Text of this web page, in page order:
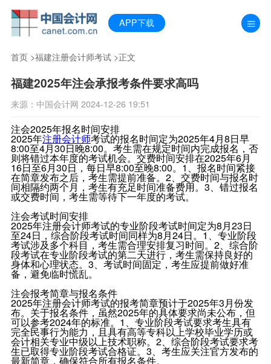
APP下载
首页>福建注册会计师考试>正文
福建2025年注会承报考条件要求高吗
来源：中国会计网 2024-12-26 19:51
注会2025年报名时间安排
2025年注册会计师考试的报名时间定为2025年4月8日早
8:00至4月30日晚8:00。考生需在规定时间内完成报名，否
则将错过本年度的考试机会。交费时间安排在2025年6月
16日至6月30日，每日早8:00至晚8:00。1、报名时间紧接
在简章发布之后，考生需提前准备。2、交费时间与报名时
间相隔约两个月，考生有充足时间准备费用。3、错过报名
或交费时间，考生需等待下一年度的考试。
注会考试时间安排
2025年注册会计师考试的专业阶段考试时间定为8月23日
至24日，综合阶段考试时间同样为8月24日。1、专业阶段
考试涉及多个科目，考生需合理安排复习时间。2、综合阶
段考试在专业阶段考试的第二天进行，考生需保持良好的
身体和心理状态。3、考试时间固定，考生应提前做好准
备，避免临时慌乱。
注会报考简章与报名条件
2025年注册会计师考试的报考简章预计于2025年3月份发
布。关于报名条件，虽然2025年的具体要求尚未公布，但
可以参考2024年的标准。1、专业阶段考试要求考生具有
完全民事行为能力，且具有高等专科以上学校毕业学历或
会计相关专业中级以上技术职称。2、综合阶段考试要求考
生已取得专业阶段考试合格证。3、考生应关注官方发布的
最新简章，确保符合所有报名条件。